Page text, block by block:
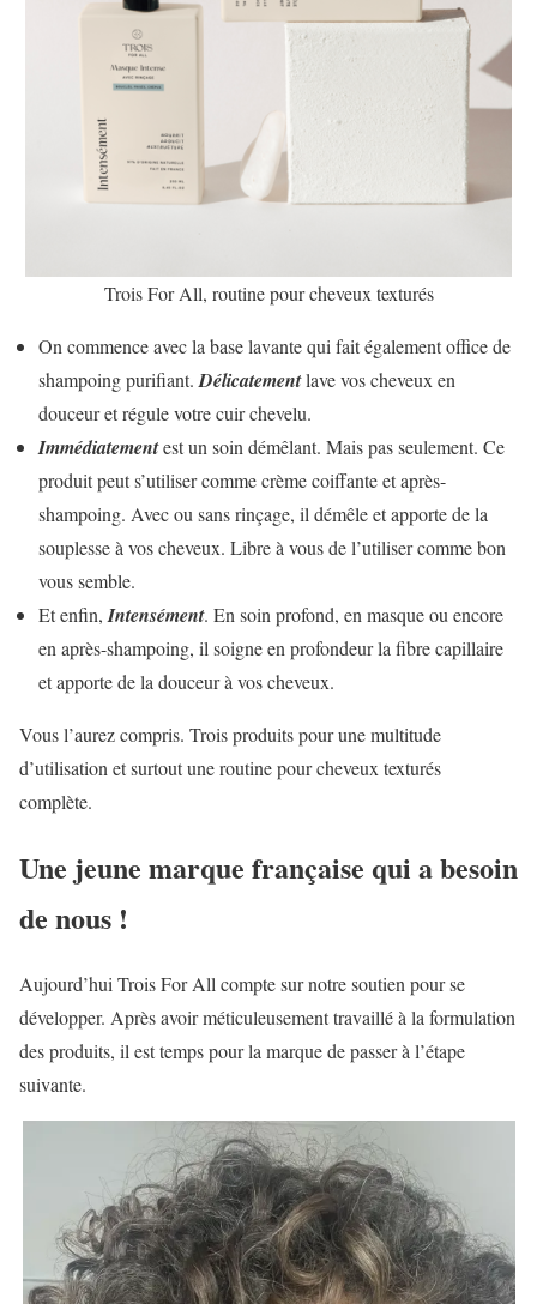
Trois For All, routine pour cheveux texturés
On commence avec la base lavante qui fait également office de
shampoing purifiant. Délicatementlave vos cheveux en
douceur et régule votre cuir chevelu.
Immédiatementest un soin démêlant. Mais pas seulement. Ce
produit peut s’utiliser comme crème coiffante et après-
shampoing. Avec ou sans rinçage, il démêle et apporte de la
souplesse à vos cheveux. Libre à vous de l’utiliser comme bon
vous semble.
Et enfin, Intensément. En soin profond, en masque ou encore
en après-shampoing, il soigne en profondeur la fibre capillaire
et apporte de la douceur à vos cheveux.
Vous l’aurez compris. Trois produits pour une multitude
d’utilisation et surtout une routine pour cheveux texturés
complète.
Une jeune marque française qui a besoin
de nous !
Aujourd’hui Trois For All compte sur notre soutien pour se
développer. Après avoir méticuleusement travaillé à la formulation
des produits, il est temps pour la marque de passer à l’étape
suivante.